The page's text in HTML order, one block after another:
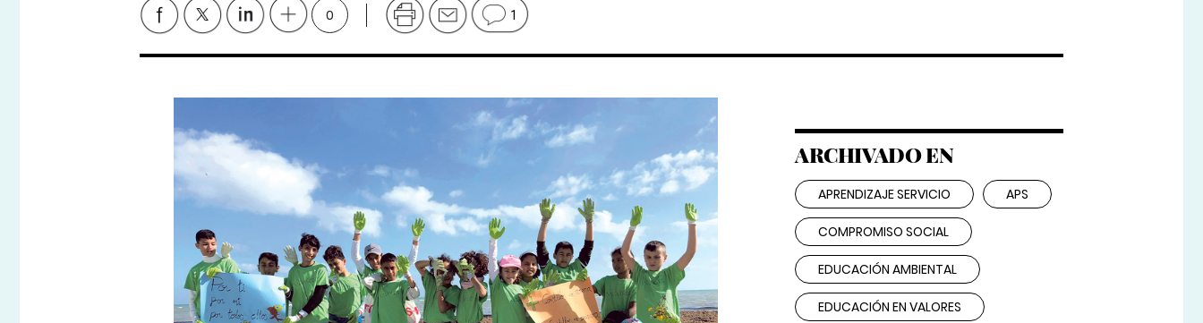
0 1
ARCHIVADO EN
APRENDIZAJE SERVICIO APS
COMPROMISO SOCIAL
EDUCACIÓN AMBIENTAL
EDUCACIÓN EN VALORES